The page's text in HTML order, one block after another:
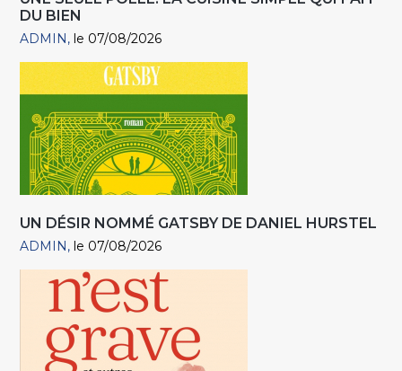
DU BIEN
ADMIN le 07/08/2026
UN DÉSIR NOMMÉ GATSBY DE DANIEL HURSTEL
ADMIN le 07/08/2026